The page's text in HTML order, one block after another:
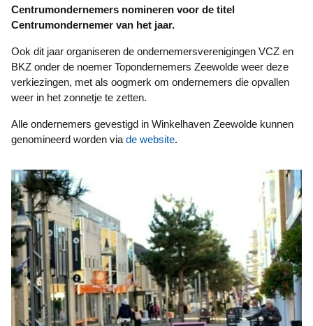
Centrumondernemers nomineren voor de titel
Centrumondernemer van het jaar.
Ook dit jaar organiseren de ondernemersverenigingen VCZ en
BKZ onder de noemer Topondernemers Zeewolde weer deze
verkiezingen, met als oogmerk om ondernemers die opvallen
weer in het zonnetje te zetten.
Alle ondernemers gevestigd in Winkelhaven Zeewolde kunnen
genomineerd worden via de website.